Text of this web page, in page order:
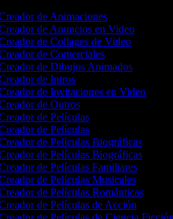
de Animaciones
de Anuncios en Video
de Collages de Video
de Comerciales
de Dibujos Animados
de Intros
de Invitaciones en Video
de Outros
de Películas
de Películas
de Películas Biográficas
de Películas Biográficas
de Películas Familiares
de Películas Musicales
de Películas Románticas
de Películas de Acción